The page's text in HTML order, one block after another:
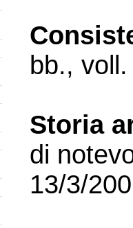
bb.,
Storia
di
13/3/